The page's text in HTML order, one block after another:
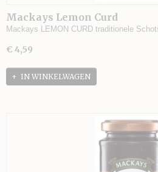
Mackays Lemon Curd
Mackays LEMON CURD traditionele
€ 4,59
IN WINKELWAGEN